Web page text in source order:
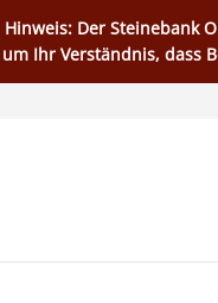
Hinweis: Der Steinebank
Ihr Verständnis, dass